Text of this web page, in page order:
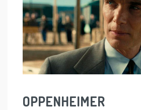
OPPENHEIMER